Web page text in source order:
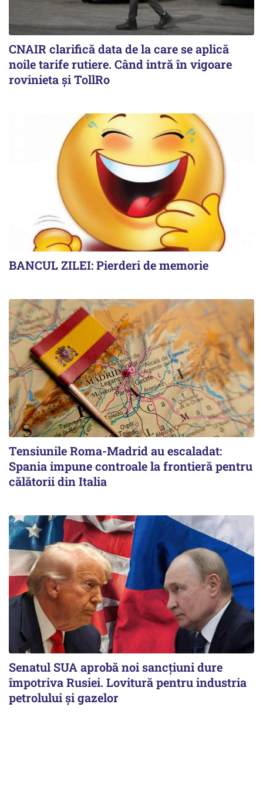
CNAIR clarifică data de la care se aplică
noile tarife rutiere. Când intră în vigoare
rovinieta și TollRo
BANCUL ZILEI: Pierderi de memorie
Tensiunile Roma-Madrid au escaladat:
Spania impune controale la frontieră pentru
călătorii din Italia
Senatul SUA aprobă noi sancțiuni dure
împotriva Rusiei. Lovitură pentru industria
petrolului și gazelor